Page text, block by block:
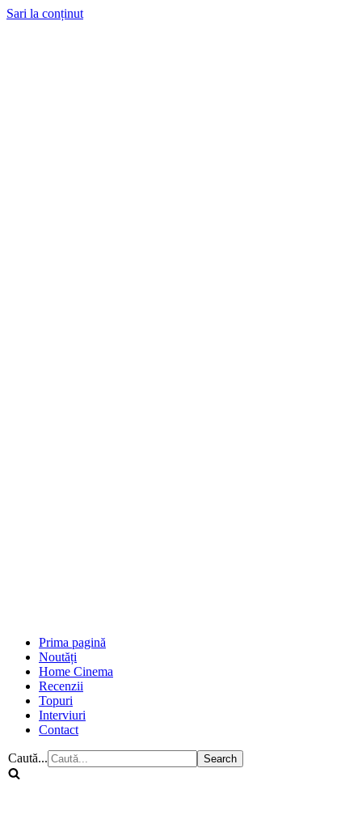
Sari la conținut
Prima pagină
Noutăți
Home Cinema
Recenzii
Topuri
Interviuri
Contact
Caută...